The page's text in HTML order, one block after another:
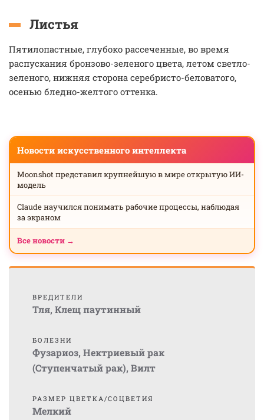
Листья
Пятилопастные, глубоко рассеченные, во время
распускания бронзово-зеленого цвета, летом светло-
зеленого, нижняя сторона серебристо-беловатого,
осенью бледно-желтого оттенка.
Новости искусственного интеллекта
Moonshot представил крупнейшую в мире открытую ИИ-
модель
Claude научился понимать рабочие процессы, наблюдая
за экраном
Все новости →
ВРЕДИТЕЛИ
Тля, Клещ паутинный
БОЛЕЗНИ
Фузариоз, Нектриевый рак
(Ступенчатый рак), Вилт
РАЗМЕР ЦВЕТКА/СОЦВЕТИЯ
Мелкий